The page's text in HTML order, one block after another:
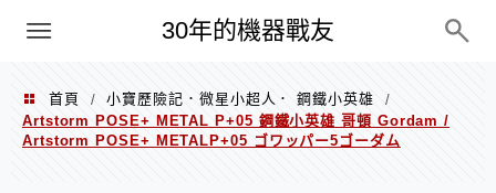
30年的機器戰友
PC
首頁 / 小寶歷險記．微星小超人． 鋼鐵小英雄
/
Artstorm POSE+ METAL P+05 鋼鐵小英雄 哥頓 Gordam /
Artstorm POSE+ METALP+05 ゴワッパー5ゴーダム